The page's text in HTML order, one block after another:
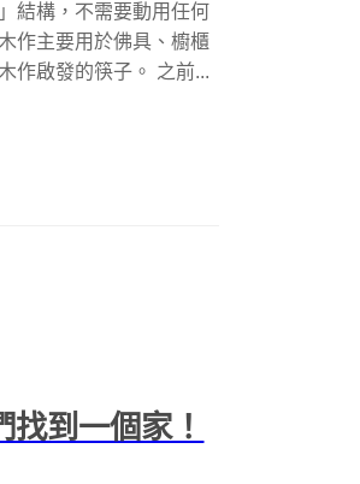
結構，不需要動用任何
作主要用於佛具、櫥櫃
作啟發的筷子。 之前...
到一個家！